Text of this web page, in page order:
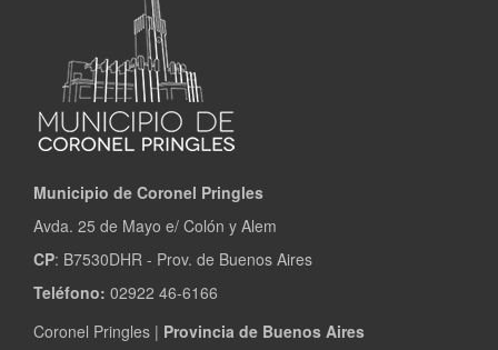
Municipio de Coronel Pringles
Avda. 25 de Mayo e/ Colón y Alem
CP: B7530DHR - Prov. de Buenos Aires
Teléfono: 02922 46-6166
Coronel Pringles | Provincia de Buenos Aires